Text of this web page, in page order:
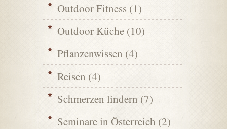
Outdoor Fitness (1)
Outdoor Küche (10)
Pflanzenwissen (4)
Reisen (4)
Schmerzen lindern (7)
Seminare in Österreich (2)